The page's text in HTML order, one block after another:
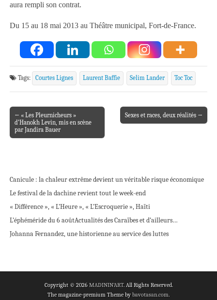
aura rempli son contrat.
Du 15 au 18 mai 2013 au Théâtre municipal, Fort-de-France.
Tags: Courtes Lignes Laurent Baffie Selim Lander Toc Toc
Post navigation
← « Les Pleurnicheurs »
d’Hanokh Levin, mis en scène
par Jandira Bauer
Sexes et races, deux réalités →
Canicule : la chaleur extrême devient un véritable risque économique
Le festival de la dachine revient tout le week-end
« Différence », « L’Heure », « L’Escroquerie », Haïti
L’éphéméride du 6 aoûtActualités des Caraïbes et d’ailleurs…
Johanna Fernandez, une historienne au service des luttes
Copyright © 2026 MADININ'ART. All Rights Reserved.
The magazine-premium Theme by bavotasan.com.